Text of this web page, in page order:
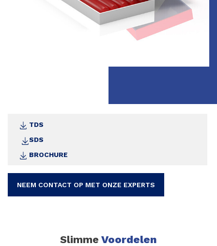
TDS
SDS
BROCHURE
NEEM CONTACT OP MET ONZE EXPERTS
Slimme Voordelen